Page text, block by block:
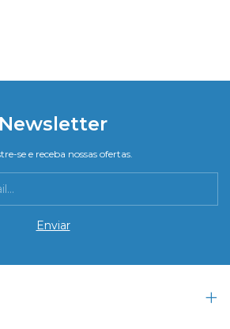
Newsletter
se e receba nossas ofertas.